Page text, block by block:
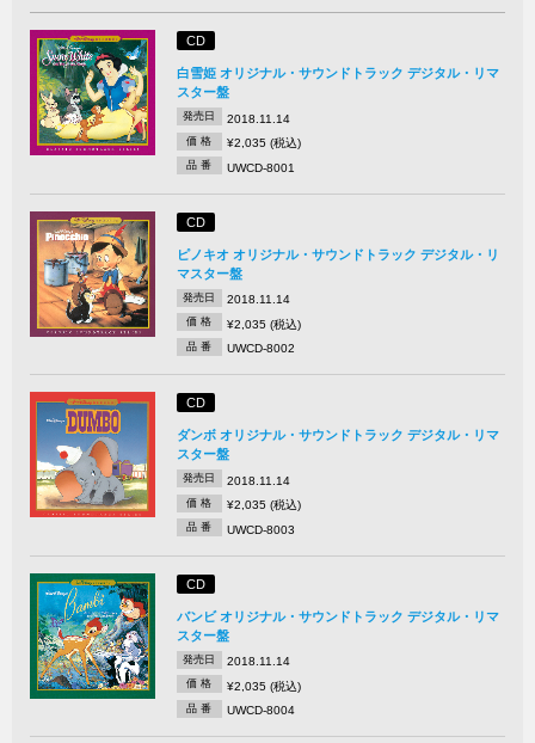
CD
白雪姫 オリジナル・サウンドトラック デジタル・リマ
スター盤
発売日 2018.11.14
価 格 ¥2,035 (税込)
品 番 UWCD-8001
CD
ピノキオ オリジナル・サウンドトラック デジタル・リ
マスター盤
発売日 2018.11.14
価 格 ¥2,035 (税込)
品 番 UWCD-8002
CD
ダンボ オリジナル・サウンドトラック デジタル・リマ
スター盤
発売日 2018.11.14
価 格 ¥2,035 (税込)
品 番 UWCD-8003
CD
バンビ オリジナル・サウンドトラック デジタル・リマ
スター盤
発売日 2018.11.14
価 格 ¥2,035 (税込)
品 番 UWCD-8004